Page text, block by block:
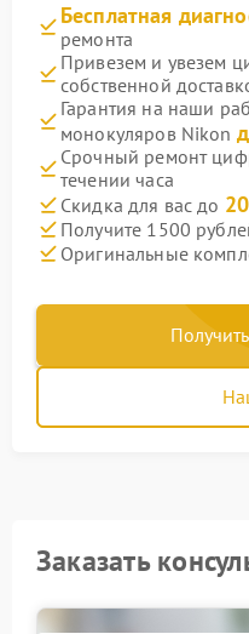
Бесплатная
ремонта
Привезем и увезем
собственной
Гарантия на наши
монокуляров Nikon
Срочный ремонт
течении часа
Скидка для вас до
Получите 1500
Оригинальные
Заказать